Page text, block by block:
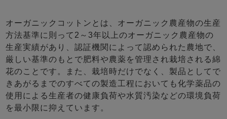
オーガニックコットンとは、オーガニック農産物の生産
方法基準に則って2～3年以上のオーガニック農産物の
生産実績があり、認証機関によって認められた農地で、
厳しい基準のもとで肥料や農薬を管理され栽培される綿
花のことです。また、栽培時だけでなく、製品としてで
きあがるまでのすべての製造工程においても化学薬品の
使用による生産者の健康負荷や水質汚染などの環境負荷
を最小限に抑えています。